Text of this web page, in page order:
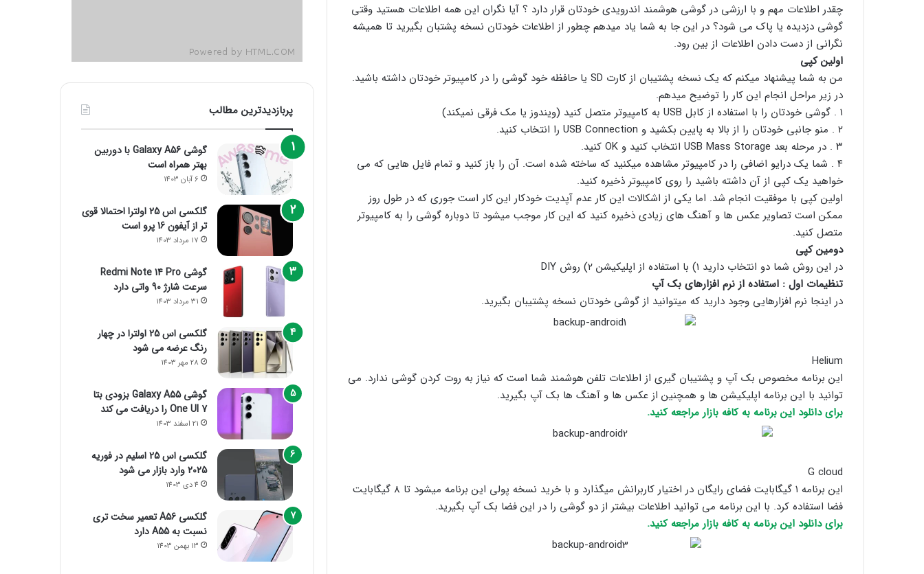
چقدر اطلاعات مهم و با ارزشی در گوشی هوشمند اندرویدی خودتان قرار دارد ؟ آیا نگران این همه اطلاعات هستید وقتی
گوشی دزدیده یا پاک می شود؟ در این جا به شما یاد میدهم چطور از اطلاعات خودتان نسخه پشتبان بگیرید تا همیشه
نگرانی از دست دادن اطلاعات از بین رود.
اولین کپی
من به شما پیشنهاد میکنم که یک نسخه پشتیبان از کارت SD یا حافظه خود گوشی را در کامپیوتر خودتان داشته باشید.
در زیر مراحل انجام این کار را توضیح میدهم.
۱ . گوشی خودتان را با استفاده از کابل USB به کامپیوتر متصل کنید (ویندوز یا مک فرقی نمیکند)
۲ . منو جانبی خودتان را از بالا به پایین بکشید و USB Connection را انتخاب کنید.
۳ . در مرحله بعد USB Mass Storage انتخاب کنید و OK کنید.
۴ . شما یک درایو اضافی را در کامپیوتر مشاهده میکنید که ساخته شده است. آن را باز کنید و تمام فایل هایی که می
خواهید یک کپی از آن داشته باشید را روی کامپیوتر ذخیره کنید.
اولین کپی با موفقیت انجام شد. اما یکی از اشکالات این کار عدم آپدیت خودکار این کار است جوری که در طول روز
ممکن است تصاویر عکس ها و آهنگ های زیادی ذخیره کنید که این کار موجب میشود تا دوباره گوشی را به کامپیوتر
متصل کنید.
دومین کپی
در این روش شما دو انتخاب دارید ۱) با استفاده از اپلیکیشن ۲) روش DIY
تنظیمات اول : استفاده از نرم افزارهای بک آپ
در اینجا نرم افزارهایی وجود دارید که میتوانید از گوشی خودتان نسخه پشتیبان بگیرید.
Helium
این برنامه مخصوص بک آپ و پشتیبان گیری از اطلاعات تلفن هوشمند شما است که نیاز به روت کردن گوشی ندارد. می
توانید با این برنامه اپلیکیشن ها و همچنین از عکس ها و آهنگ ها بک آپ بگیرید.
برای دانلود این برنامه به کافه بازار مراجعه کنید.
G cloud
این برنامه ۱ گیگابایت فضای رایگان در اختیار کاربرانش میگذارد و با خرید نسخه پولی این برنامه میشود تا ۸ گیگابایت
فضا استفاده کرد. با این برنامه می توانید اطلاعات بیشتر از دو گوشی را در این فضا بک آپ بگیرید.
برای دانلود این برنامه به کافه بازار مراجعه کنید.
پربازدیدترین مطالب
گوشی Galaxy A56 با دوربین
بهتر همراه است
6 آبان 1403
گلکسی اس 25 اولترا احتمالا قوی
تر از آیفون 16 پرو است
17 مرداد 1403
گوشی Redmi Note 14 Pro
سرعت شارژ 90 واتی دارد
31 مرداد 1403
گلکسی اس 25 اولترا در چهار
رنگ عرضه می شود
28 مهر 1403
گوشی Galaxy A55 بزودی بتا
One UI 7 را دریافت می کند
21 اسفند 1403
گلکسی اس 25 اسلیم در فوریه
2025 وارد بازار می شود
4 دی 1403
گلکسی A56 تعمیر سخت تری
نسبت به A55 دارد
13 بهمن 1403